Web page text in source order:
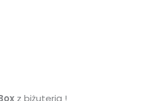
z biżuterią !